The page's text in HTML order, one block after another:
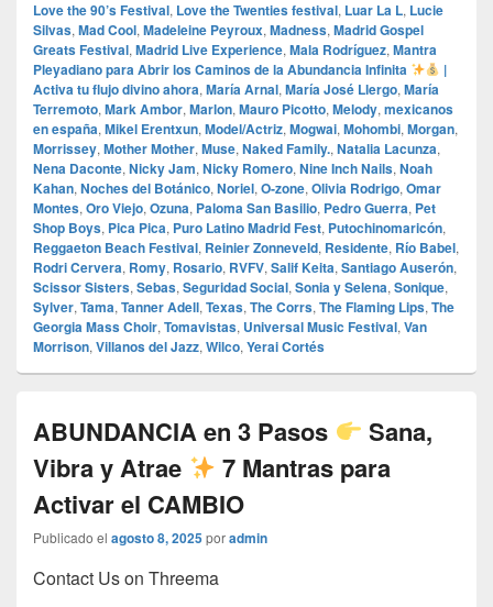
Love the 90’s Festival, Love the Twenties festival, Luar La L, Lucie
Silvas, Mad Cool, Madeleine Peyroux, Madness, Madrid Gospel
Greats Festival, Madrid Live Experience, Mala Rodríguez, Mantra
Pleyadiano para Abrir los Caminos de la Abundancia Infinita
|
Activa tu flujo divino ahora, María Arnal, María José Llergo, María
Terremoto, Mark Ambor, Marlon, Mauro Picotto, Melody, mexicanos
en españa, Mikel Erentxun, Model/Actriz, Mogwai, Mohombi, Morgan,
Morrissey, Mother Mother, Muse, Naked Family., Natalia Lacunza,
Nena Daconte, Nicky Jam, Nicky Romero, Nine Inch Nails, Noah
Kahan, Noches del Botánico, Noriel, O‑zone, Olivia Rodrigo, Omar
Montes, Oro Viejo, Ozuna, Paloma San Basilio, Pedro Guerra, Pet
Shop Boys, Pica Pica, Puro Latino Madrid Fest, Putochinomaricón,
Reggaeton Beach Festival, Reinier Zonneveld, Residente, Río Babel,
Rodri Cervera, Romy, Rosario, RVFV, Salif Keita, Santiago Auserón,
Scissor Sisters, Sebas, Seguridad Social, Sonia y Selena, Sonique,
Sylver, Tama, Tanner Adell, Texas, The Corrs, The Flaming Lips, The
Georgia Mass Choir, Tomavistas, Universal Music Festival, Van
Morrison, Villanos del Jazz, Wilco, Yerai Cortés
ABUNDANCIA en 3 Pasos
Sana,
Vibra y Atrae
7 Mantras para
Activar el CAMBIO
Publicado el agosto 8, 2025poradmin
Contact Us on Threema